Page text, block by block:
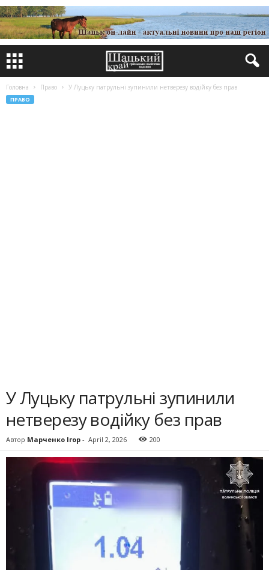
Головна Право У Луцьку патрульні зупинили нетверезу водійку без прав
ПРАВО
У Луцьку патрульні зупинили
нетверезу водійку без прав
Автор Марченко Ігор - April 2, 2026 200